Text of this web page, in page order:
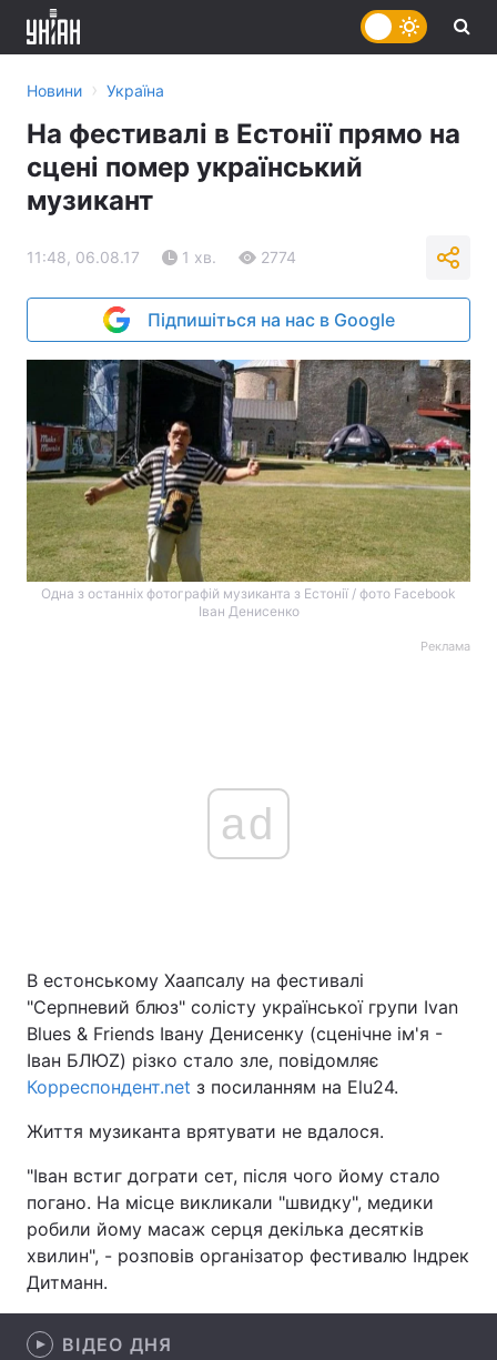
Головна Війна
Україна Політика
Економіка Світ
Спорт Наука
Техно і зв'язок
Зброя
Новини › Україна
На фестивалі в Естонії прямо на
сцені помер український
музикант
11:48, 06.08.17 1 хв. 2774
Підпишіться на нас в Google
Одна з останніх фотографій музиканта з Естонії / фото Facebook
Іван Денисенко
Реклама
ad
В естонському Хаапсалу на фестивалі
"Серпневий блюз" солісту української групи Ivan
Blues & Friends Івану Денисенку (сценічне ім'я -
Іван БЛЮZ) різко стало зле, повідомляє
Корреспондент.net з посиланням на Elu24.
Життя музиканта врятувати не вдалося.
"Іван встиг дограти сет, після чого йому стало
погано. На місце викликали "швидку", медики
робили йому масаж серця декілька десятків
хвилин", - розповів організатор фестивалю Індрек
Дитманн.
ВІДЕО ДНЯ